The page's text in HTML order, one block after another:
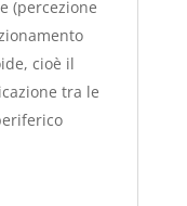
(percezione
cioè il
tra le